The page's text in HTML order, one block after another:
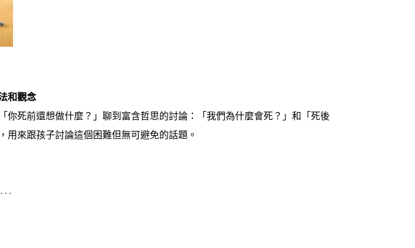
和觀念
你死前還想做什麼？」聊到富含哲思的討論：「我們為什麼會死？」和「死後
來跟孩子討論這個困難但無可避免的話題。